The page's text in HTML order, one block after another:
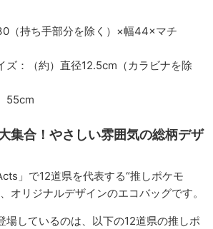
（持ち手部分を除く）×幅44×マチ
ズ：（約）直径12.5cm（カラビナを除
55cm
集合！やさしい雰囲気の総柄デザ
」で12道県を代表する“推しポケモ
オリジナルデザインのエコバッグです。
場しているのは、以下の12道県の推しポ